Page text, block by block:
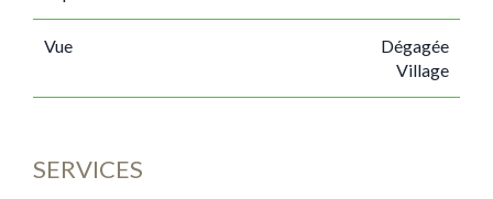
Vue
Dégagée
Village
SERVICES